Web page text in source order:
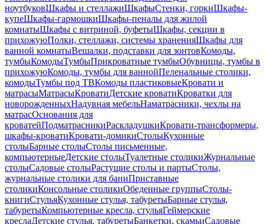
ноутбуковШкафы и стеллажиШкафыСтенки, горкиШкафы-
купеШкафы-гармошкиШкафы-пеналы для жилой
комнатыШкафы с витриной, буфетыШкафы, секции в
прихожуюПолки, стеллажи, системы храненияШкафы для
ванной комнатыВешалки, подставки для зонтовКомоды,
тумбыКомодыТумбыПрикроватные тумбыОбувницы, тумбы в
прихожуюКомоды, тумбы для ваннойПеленальные столики,
комодыТумбы под ТВКомоды пластиковыеКровати и
матрасыМатрасыКроватиДетские кроватиКроватки для
новорожденныхНадувная мебельНаматрасники, чехлы на
матрасОснования для
кроватейПодматрасникиРаскладушкиКровати-трансформеры,
шкафы-кроватиКровати-домикиСтолыКухонные
столыБарные столыСтолы письменные,
компьютерныеДетские столыТуалетные столикиЖурнальные
столыСадовые столыРастущие столы и партыСтолы,
журнальные столики для баниПриставные
столикиКонсольные столикиОбеденные группыСтолы-
книгиСтульяКухонные стулья, табуретыБарные стулья,
табуретыКомпьютерные кресла, стульяГеймерские
креслаДетские стулья, табуретыБанкетки, скамьиСадовые